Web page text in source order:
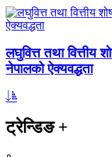
लघुवित्त तथा वित्तीय
नेपालको ऐक्यवद्धता
ट्रेन्डिङ+